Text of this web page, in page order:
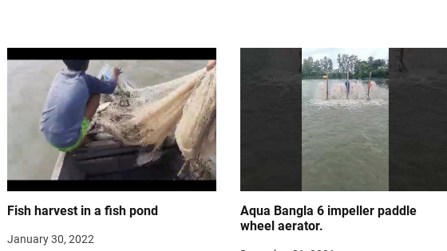
Fish harvest in a fish pond
January 30, 2022
Aqua Bangla 6 impeller paddle
wheel aerator.